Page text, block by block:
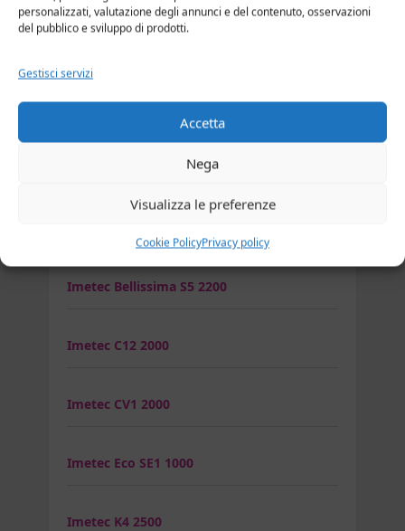
personalizzati, valutazione degli annunci e del contenuto, osservazioni
del pubblico e sviluppo di prodotti.
Gestisci servizi
Accetta
Nega
Visualizza le preferenze
Cookie PolicyPrivacy policy
Imetec Bellissima My Pro Hydra
Imetec Bellissima S5 2200
Imetec C12 2000
Imetec CV1 2000
Imetec Eco SE1 1000
Imetec K4 2500